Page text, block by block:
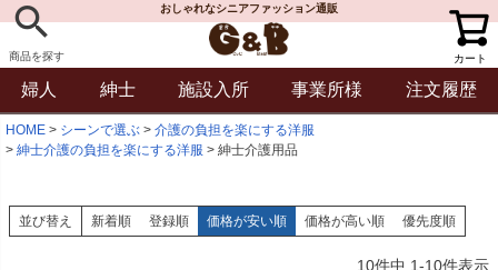
商品を探す
おしゃれなシニアファッション通販
カート
婦人 紳士 施設入所 事業所様 注文履歴
HOME シーンで選ぶ
介護の負担を楽にする洋服
紳士介護の負担を楽にする洋服
紳士介護用品
並び替え 新着順 登録順 価格が安い順 価格が高い順 優先度順
10件中 1-10件表示